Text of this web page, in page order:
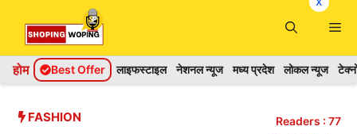
content
होम Best Offer लाइफस्टाइल नेशनल न्यूज मध्य प्रदेश लोकल न्यूज
FASHION Readers : 77